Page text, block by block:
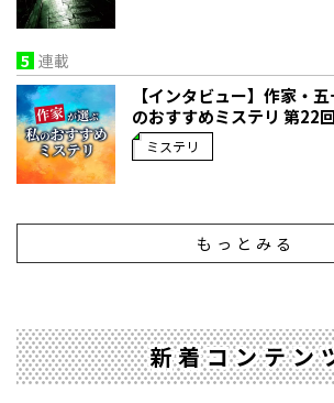
5 連載
【インタビュー】作家・
のおすすめミステリ 第22回
ミステリ
もっとみる
新着コンテン